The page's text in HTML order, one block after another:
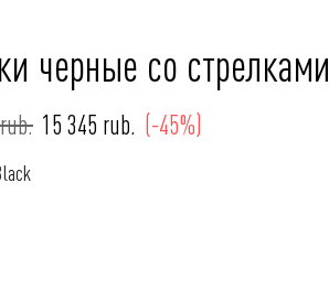
черные со стрелками
15 345 rub. (-45%)